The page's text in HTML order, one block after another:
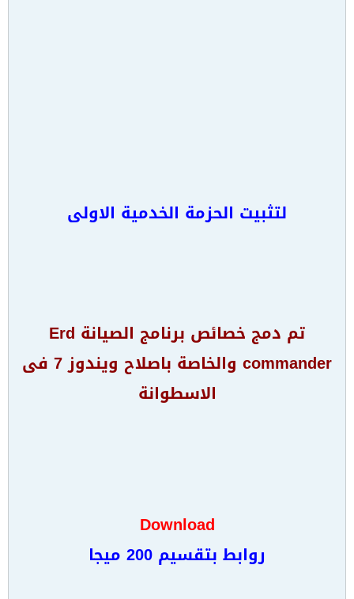
لتثبيت الحزمة الخدمية الاولى
تم دمج خصائص برنامج الصيانة Erd
commander والخاصة باصلاح ويندوز 7 فى
الاسطوانة
Download
روابط بتقسيم 200 ميجا